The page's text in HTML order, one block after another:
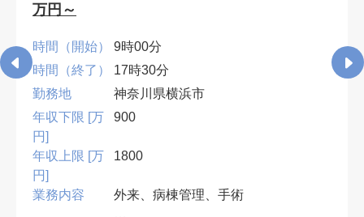
万円～
時間（開始）
9時00分
時間（終了）
17時30分
勤務地
神奈川県横浜市
年収下限 [万
円]
900
年収上限 [万
円]
1800
業務内容 外来、病棟管理、手術